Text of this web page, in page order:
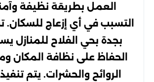
العمل بطريقة نظيفة
التسبب في أي إزعاج للسكان.
بجدة بحي الفلاح للمنازل
الحفاظ على نظافة المكان
الروائح والحشرات. يتم